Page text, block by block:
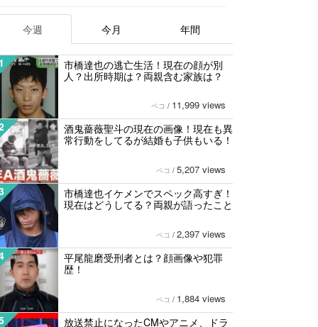
今週 今月 年間
市橋達也の逃亡生活！現在の顔が別
人？出所時期は？両親含む家族は？
ペコ / 11,999 views
酒鬼薔薇聖斗の現在の画像！現在も異
常行動をしてるが結婚も子供もいる！
ペコ / 5,207 views
市橋達也イケメンでスペック高すぎ！
現在はどうしてる？両親が語ったこと
ペコ / 2,397 views
平尾龍磨受刑者とは？顔画像や犯罪
歴！
ペコ / 1,884 views
放送禁止になったCMやアニメ、ドラ